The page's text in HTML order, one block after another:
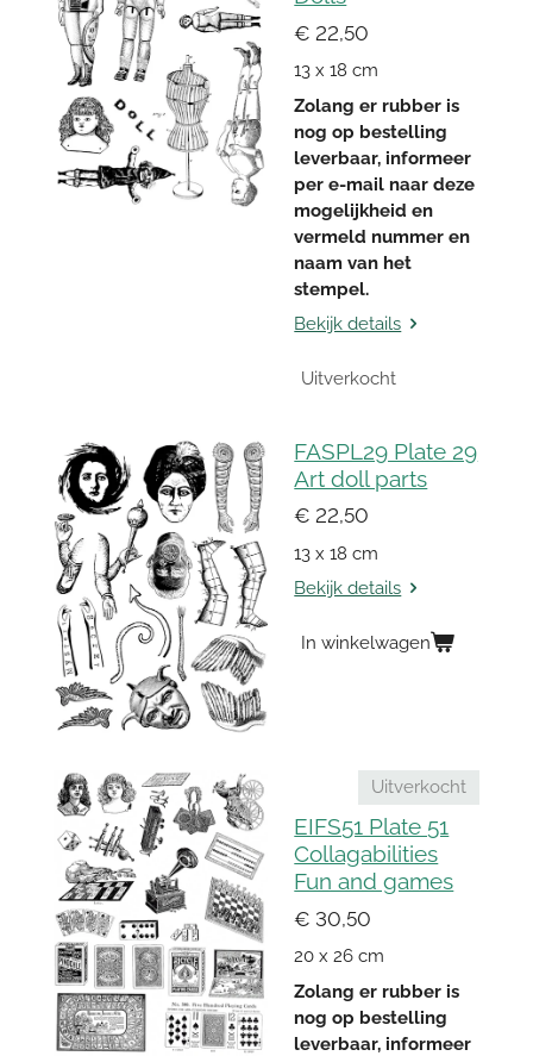
€ 22,50
13 x 18 cm
Zolang er rubber is
nog op bestelling
leverbaar, informeer
per e-mail naar deze
mogelijkheid en
vermeld nummer en
naam van het
stempel.
Bekijk details
Uitverkocht
FASPL29 Plate 29
Art doll parts
€ 22,50
13 x 18 cm
Bekijk details
In winkelwagen
Uitverkocht
EIFS51 Plate 51
Collagabilities
Fun and games
€ 30,50
20 x 26 cm
Zolang er rubber is
nog op bestelling
leverbaar, informeer